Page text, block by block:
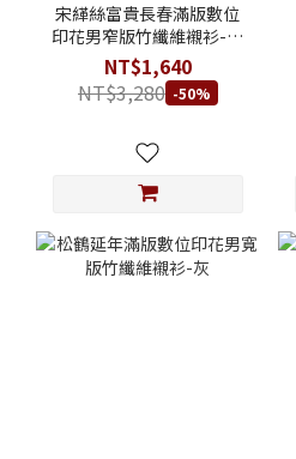
宋緙絲富貴長春滿版數位
印花男窄版竹纖維襯衫-花
白
NT$1,640
NT$3,280 -50%